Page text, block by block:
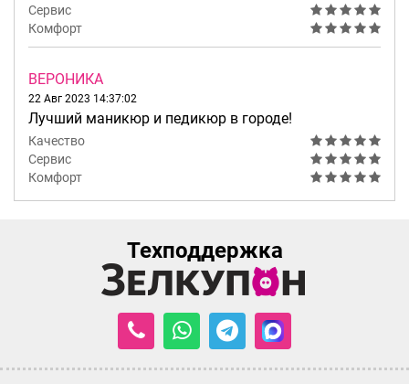
Сервис
Комфорт
ВЕРОНИКА
22 Авг 2023 14:37:02
Лучший маникюр и педикюр в городе!
Качество
Сервис
Комфорт
Техподдержка